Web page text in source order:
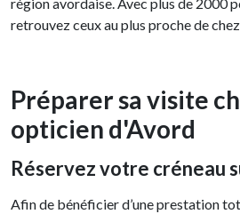
région avordaise. Avec plus de 2000
retrouvez ceux au plus proche de
Préparer sa visite
opticien d'Avord
Réservez votre créneau
Afin de bénéficier d’une prestation